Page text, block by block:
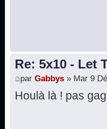
Re: 5x10 - Let
par Gabbys » Mar 9
Houlà là ! pas